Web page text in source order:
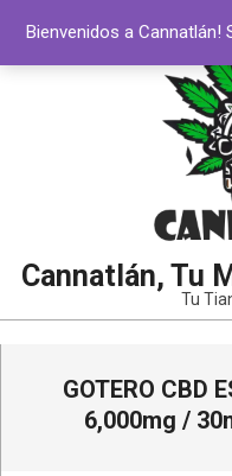
contenido
Cannatlán, Tu
Tu
navegación
GOTERO CBD
6,000mg /
Bienvenidos a Cannatlán!